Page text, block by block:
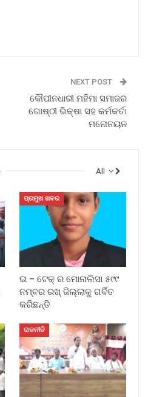
NEXT POST
କୌପୀନଧାରୀ ମହିମା ସମାଜର
ଗୋଷ୍ଠୀ ଭିକ୍ଷା ସହ କର୍ମକର୍ତା
ମନୋନୟନ
All
ପ୍ରମୁଖ ଖବର
ଇ – ଟେକ୍ ର ମୋନାଲିସା ୫୯୯
ନମ୍ବର ରଖ୍ ଜିଲ୍ଲାକୁ ଗର୍ବିତ
କରିଛନ୍ତି
ରାଜନୀତି